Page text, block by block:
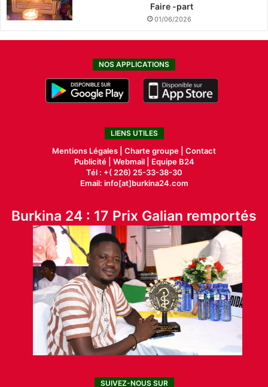
Faire -part
01/06/2026
NOS APPLICATIONS
LIENS UTILES
Mentions Légales | Charte groupe | Contact
Publicité| Webmail |
Equipe B24
Tél : +( 226) 25-33-38-30
Email: info[at]burkina24.com
Burkina 24 : 17 Prix Galian remportés
SUIVEZ-NOUS SUR